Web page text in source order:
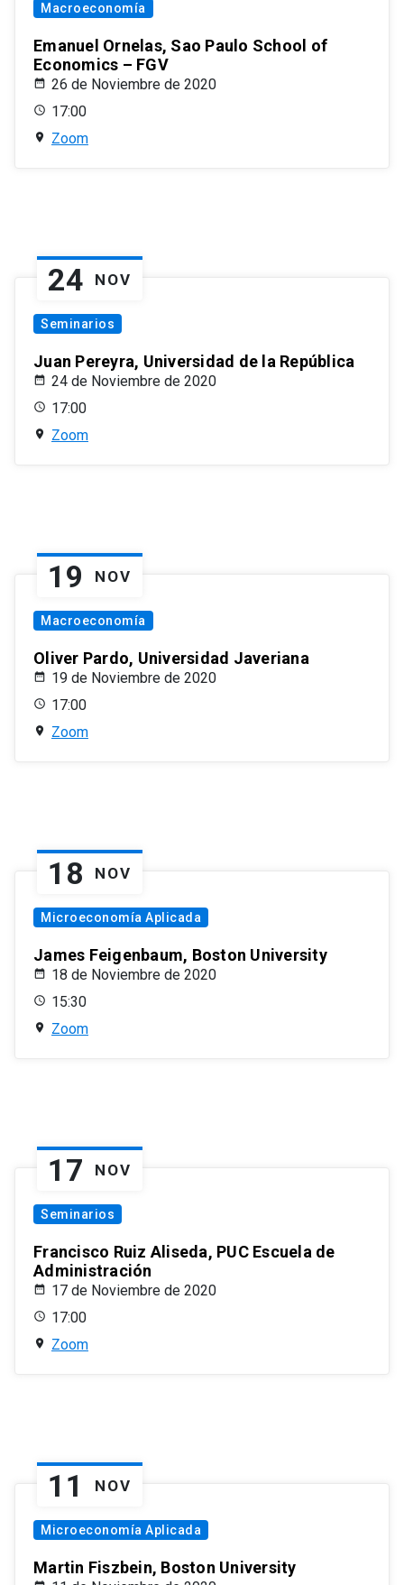
Macroeconomía
Emanuel Ornelas, Sao Paulo School of
Economics – FGV
26 de Noviembre de 2020
17:00
Zoom
24 NOV
Seminarios
Juan Pereyra, Universidad de la República
24 de Noviembre de 2020
17:00
Zoom
19 NOV
Macroeconomía
Oliver Pardo, Universidad Javeriana
19 de Noviembre de 2020
17:00
Zoom
18 NOV
Microeconomía Aplicada
James Feigenbaum, Boston University
18 de Noviembre de 2020
15:30
Zoom
17 NOV
Seminarios
Francisco Ruiz Aliseda, PUC Escuela de
Administración
17 de Noviembre de 2020
17:00
Zoom
11 NOV
Microeconomía Aplicada
Martin Fiszbein, Boston University